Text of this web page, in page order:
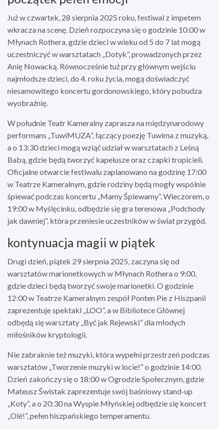
Już w czwartek, 28 sierpnia 2025 roku, festiwal z impetem
wkracza na scenę. Dzień rozpoczyna się o godzinie 10:00 w
Młynach Rothera, gdzie dzieci w wieku od 5 do 7 lat mogą
uczestniczyć w warsztatach „Dotyk”, prowadzonych przez
Anię Nowacką. Równocześnie tuż przy głównym wejściu
najmłodsze dzieci, do 4. roku życia, mogą doświadczyć
niesamowitego koncertu gordonowskiego, który pobudza
wyobraźnię.
W południe Teatr Kameralny zaprasza na międzynarodowy
performans „TuwiMUZA”, łączący poezję Tuwima z muzyką,
a o 13:30 dzieci mogą wziąć udział w warsztatach z Leśną
Babą, gdzie będą tworzyć kapelusze oraz czapki tropicieli.
Oficjalne otwarcie festiwalu zaplanowano na godzinę 17:00
w Teatrze Kameralnym, gdzie rodziny będą mogły wspólnie
śpiewać podczas koncertu „Mamy Śpiewamy”. Wieczorem, o
19:00 w Myślęcinku, odbędzie się gra terenowa „Podchody
jak dawniej”, która przeniesie uczestników w świat przygód.
kontynuacja magii w piątek
Drugi dzień, piątek 29 sierpnia 2025, zaczyna się od
warsztatów marionetkowych w Młynach Rothera o 9:00,
gdzie dzieci będą tworzyć swoje marionetki. O godzinie
12:00 w Teatrze Kameralnym zespół Ponten Pie z Hiszpanii
zaprezentuje spektakl „LOO”, a w Bibliotece Głównej
odbędą się warsztaty „Być jak Rejewski” dla młodych
miłośników kryptologii.
Nie zabraknie też muzyki, która wypełni przestrzeń podczas
warsztatów „Tworzenie muzyki w locie!” o godzinie 14:00.
Dzień zakończy się o 18:00 w Ogrodzie Społecznym, gdzie
Mateusz Świstak zaprezentuje swój baśniowy stand-up
„Koty”, a o 20:30 na Wyspie Młyńskiej odbędzie się koncert
„Olé!”, pełen hiszpańskiego temperamentu.